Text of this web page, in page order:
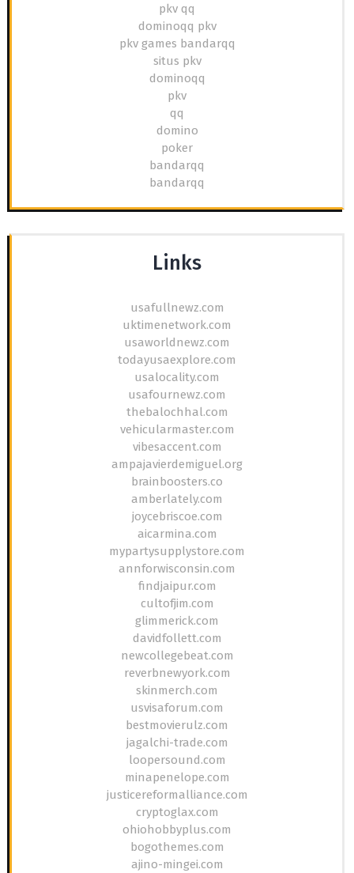
pkv qq
dominoqq pkv
pkv games bandarqq
situs pkv
dominoqq
pkv
qq
domino
poker
bandarqq
bandarqq
Links
usafullnewz.com
uktimenetwork.com
usaworldnewz.com
todayusaexplore.com
usalocality.com
usafournewz.com
thebalochhal.com
vehicularmaster.com
vibesaccent.com
ampajavierdemiguel.org
brainboosters.co
amberlately.com
joycebriscoe.com
aicarmina.com
mypartysupplystore.com
annforwisconsin.com
findjaipur.com
cultofjim.com
glimmerick.com
davidfollett.com
newcollegebeat.com
reverbnewyork.com
skinmerch.com
usvisaforum.com
bestmovierulz.com
jagalchi-trade.com
loopersound.com
minapenelope.com
justicereformalliance.com
cryptoglax.com
ohiohobbyplus.com
bogothemes.com
ajino-mingei.com